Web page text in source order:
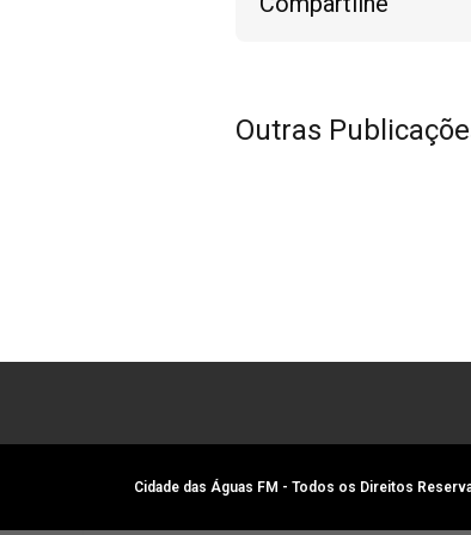
Outras
Cidade das Águas FM - Todos os Direitos